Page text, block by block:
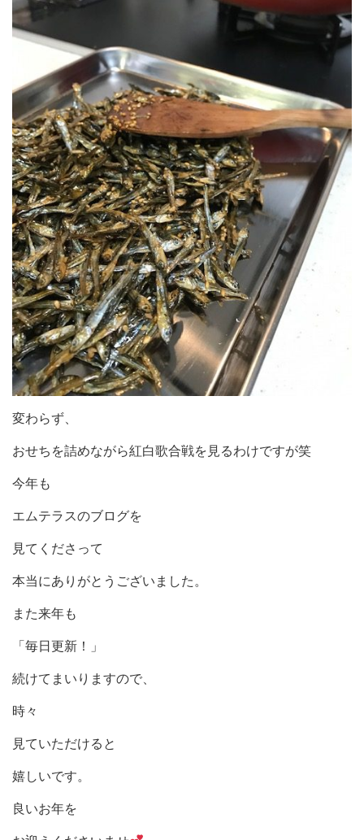
変わらず、
おせちを詰めながら紅白歌合戦を見るわけですが笑
今年も
エムテラスのブログを
見てくださって
本当にありがとうございました。
また来年も
「毎日更新！」
続けてまいりますので、
時々
見ていただけると
嬉しいです。
良いお年を